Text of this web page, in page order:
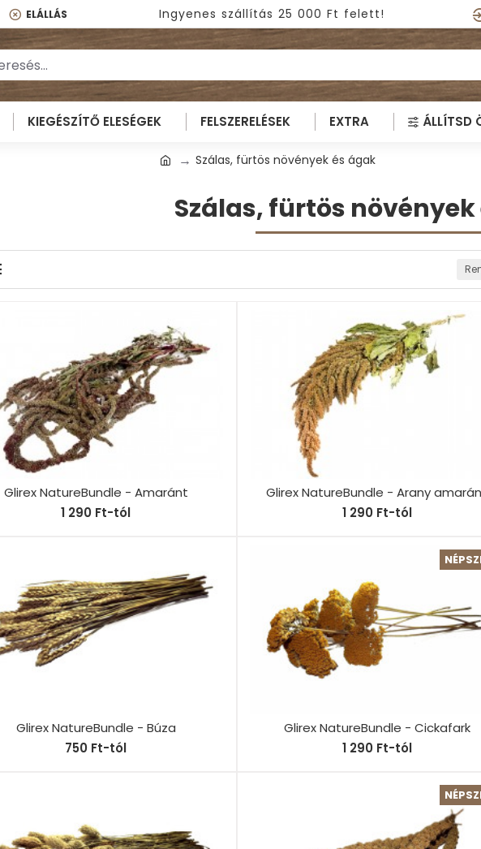
ELÁLLÁS Ingyenes szállítás 25 000 Ft felett!
KIEGÉSZÍTŐ ELESÉGEK FELSZERELÉSEK EXTRA ÁLLÍTSD
Szálas, fürtös növények és ágak
Szálas, fürtös
Glirex NatureBundle - Amaránt
1 290 Ft-tól
Glirex NatureBundle - Arany
1 290 Ft-tól
Glirex NatureBundle - Búza
750 Ft-tól
Glirex NatureBundle - Cickafark
1 290 Ft-tól